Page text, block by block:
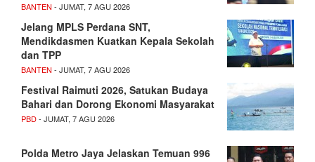
BANTEN - JUMAT, 7 AGU 2026
Jelang MPLS Perdana SNT,
Mendikdasmen Kuatkan Kepala Sekolah
dan TPP
BANTEN - JUMAT, 7 AGU 2026
Festival Raimuti 2026, Satukan Budaya
Bahari dan Dorong Ekonomi Masyarakat
PBD- JUMAT, 7 AGU 2026
Polda Metro Jaya Jelaskan Temuan 996